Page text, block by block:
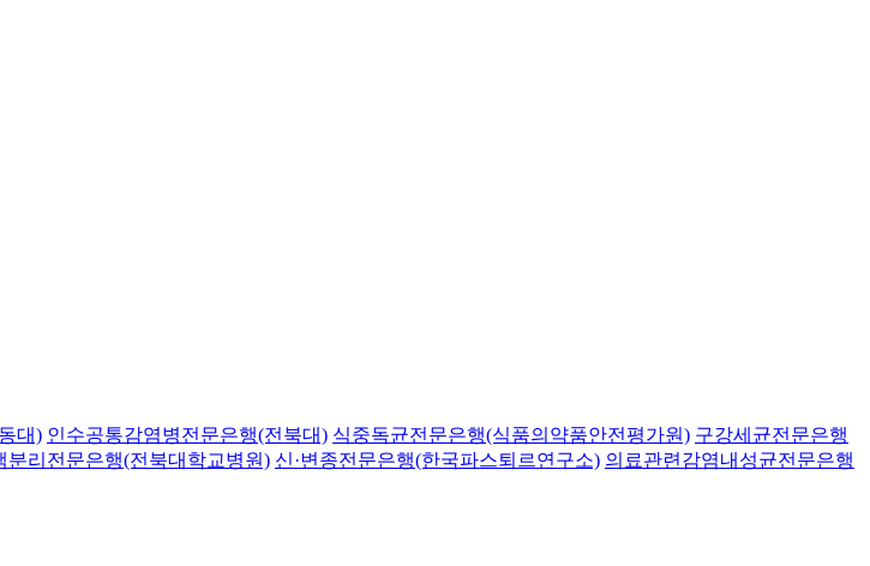
대) 인수공통감염병전문은행(전북대) 식중독균전문은행(식품의약품안전평가원) 구강세균전문은행
분리전문은행(전북대학교병원) 신·변종전문은행(한국파스퇴르연구소) 의료관련감염내성균전문은행